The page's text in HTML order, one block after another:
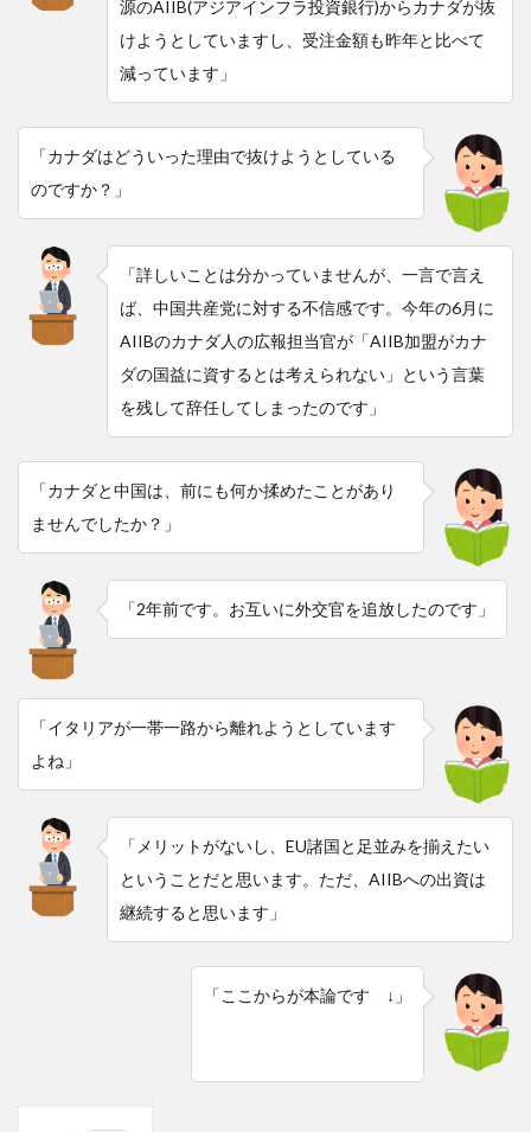
源のAIIB(アジアインフラ投資銀行)からカナダが抜
けようとしていますし、受注金額も昨年と比べて
減っています」
「カナダはどういった理由で抜けようとしている
のですか？」
「詳しいことは分かっていませんが、一言で言え
ば、中国共産党に対する不信感です。今年の6月に
AIIBのカナダ人の広報担当官が「AIIB加盟がカナ
ダの国益に資するとは考えられない」という言葉
を残して辞任してしまったのです」
「カナダと中国は、前にも何か揉めたことがあり
ませんでしたか？」
「2年前です。お互いに外交官を追放したのです」
「イタリアが一帯一路から離れようとしています
よね」
「メリットがないし、EU諸国と足並みを揃えたい
ということだと思います。ただ、AIIBへの出資は
継続すると思います」
「ここからが本論です ↓」